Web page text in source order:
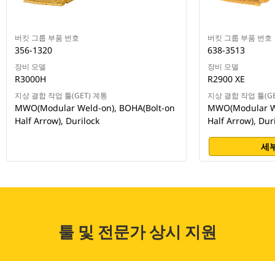
버킷 그룹 부품 번호
356-1320
장비 모델
R3000H
지상 결합 작업 툴(GET) 계통
MWO(Modular Weld-on), BOHA(Bolt-on
Half Arrow), Durilock
버킷 그룹 부품 번호
638-3513
장비 모델
R2900 XE
지상 결합 작업 툴
MWO(Modular
Half Arrow),
세
툴 및 전문가 상시 지원